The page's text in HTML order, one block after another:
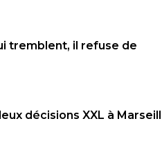
tremblent, il refuse de
décisions XXL à